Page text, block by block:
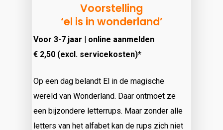
Voorstelling
‘el is in wonderland’
Voor 3-7 jaar | online aanmelden
€ 2,50 (excl. servicekosten)*
Op een dag belandt El in de magische
wereld van Wonderland. Daar ontmoet ze
een bijzondere letterrups. Maar zonder alle
letters van het alfabet kan de rups zich niet